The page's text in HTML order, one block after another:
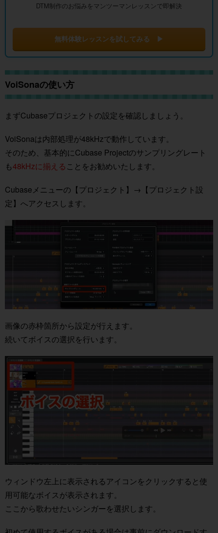
DTM制作のお悩みをマンツーマンレッスンで即解決
無料体験レッスンを試してみる ▶
VoiSonaの使い方
まずCubaseプロジェクトの設定を確認しましょう。
VoiSonaは内部処理が48kHzで動作しています。
そのため、基本的にCubase Projectのサンプリングレート
も48kHzに揃えることをお勧めいたします。
Cubaseメニューの【プロジェクト】→【プロジェクト設
定】へアクセスします。
画像の赤枠箇所から設定が行えます。
続いてボイスの選択を行います。
ウィンドウ左上に表示されるアイコンをクリックすると使
用可能なボイスが表示されます。
ここから歌わせたいシンガーを選択します。